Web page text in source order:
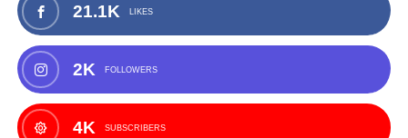
21.1K LIKES
2K FOLLOWERS
4K SUBSCRIBERS